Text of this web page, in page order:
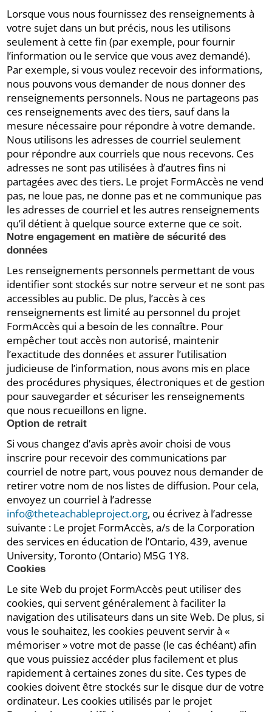
Lorsque vous nous fournissez des renseignements à
votre sujet dans un but précis, nous les utilisons
seulement à cette fin (par exemple, pour fournir
l’information ou le service que vous avez demandé).
Par exemple, si vous voulez recevoir des informations,
nous pouvons vous demander de nous donner des
renseignements personnels. Nous ne partageons pas
ces renseignements avec des tiers, sauf dans la
mesure nécessaire pour répondre à votre demande.
Nous utilisons les adresses de courriel seulement
pour répondre aux courriels que nous recevons. Ces
adresses ne sont pas utilisées à d’autres fins ni
partagées avec des tiers. Le projet FormAccès ne vend
pas, ne loue pas, ne donne pas et ne communique pas
les adresses de courriel et les autres renseignements
qu’il détient à quelque source externe que ce soit.
Notre engagement en matière de sécurité des
données
Les renseignements personnels permettant de vous
identifier sont stockés sur notre serveur et ne sont pas
accessibles au public. De plus, l’accès à ces
renseignements est limité au personnel du projet
FormAccès qui a besoin de les connaître. Pour
empêcher tout accès non autorisé, maintenir
l’exactitude des données et assurer l’utilisation
judicieuse de l’information, nous avons mis en place
des procédures physiques, électroniques et de gestion
pour sauvegarder et sécuriser les renseignements
que nous recueillons en ligne.
Option de retrait
Si vous changez d’avis après avoir choisi de vous
inscrire pour recevoir des communications par
courriel de notre part, vous pouvez nous demander de
retirer votre nom de nos listes de diffusion. Pour cela,
envoyez un courriel à l’adresse
info@theteachableproject.org, ou écrivez à l’adresse
suivante : Le projet FormAccès, a/s de la Corporation
des services en éducation de l’Ontario, 439, avenue
University, Toronto (Ontario) M5G 1Y8.
Cookies
Le site Web du projet FormAccès peut utiliser des
cookies, qui servent généralement à faciliter la
navigation des utilisateurs dans un site Web. De plus, si
vous le souhaitez, les cookies peuvent servir à «
mémoriser » votre mot de passe (le cas échéant) afin
que vous puissiez accéder plus facilement et plus
rapidement à certaines zones du site. Ces types de
cookies doivent être stockés sur le disque dur de votre
ordinateur. Les cookies utilisés par le projet